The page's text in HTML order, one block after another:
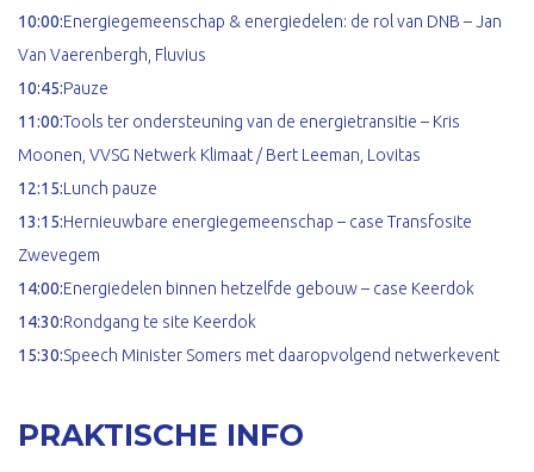
10:00:Energiegemeenschap & energiedelen: de rol van DNB – Jan
Van Vaerenbergh, Fluvius
10:45:Pauze
11:00:Tools ter ondersteuning van de energietransitie – Kris
Moonen, VVSG Netwerk Klimaat / Bert Leeman, Lovitas
12:15:Lunch pauze
13:15:Hernieuwbare energiegemeenschap – case Transfosite
Zwevegem
14:00:Energiedelen binnen hetzelfde gebouw – case Keerdok
14:30:Rondgang te site Keerdok
15:30:Speech Minister Somers met daaropvolgend netwerkevent
PRAKTISCHE INFO